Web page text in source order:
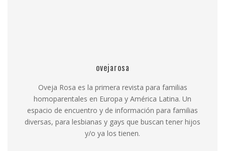
ovejarosa
Oveja Rosa es la primera revista para familias
homoparentales en Europa y América Latina. Un
espacio de encuentro y de información para familias
diversas, para lesbianas y gays que buscan tener hijos
y/o ya los tienen.